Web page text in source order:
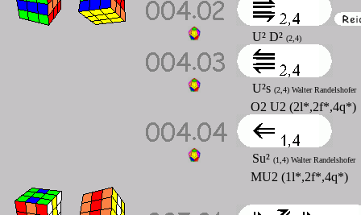
U² D² (2,4)
U²s (2,4) Walter Randelshofer
O2 U2 (2l*,2f*,4q*)
Su² (1,4) Walter Randelshofer
MU2 (1l*,2f*,4q*)